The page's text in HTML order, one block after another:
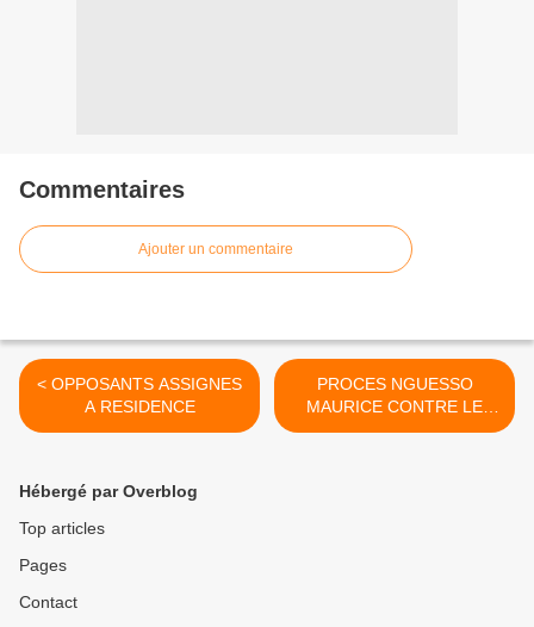
Commentaires
Ajouter un commentaire
< OPPOSANTS ASSIGNES
A RESIDENCE
PROCES NGUESSO
MAURICE CONTRE LE
LION DE MAKANDA >
Hébergé par Overblog
Top articles
Pages
Contact